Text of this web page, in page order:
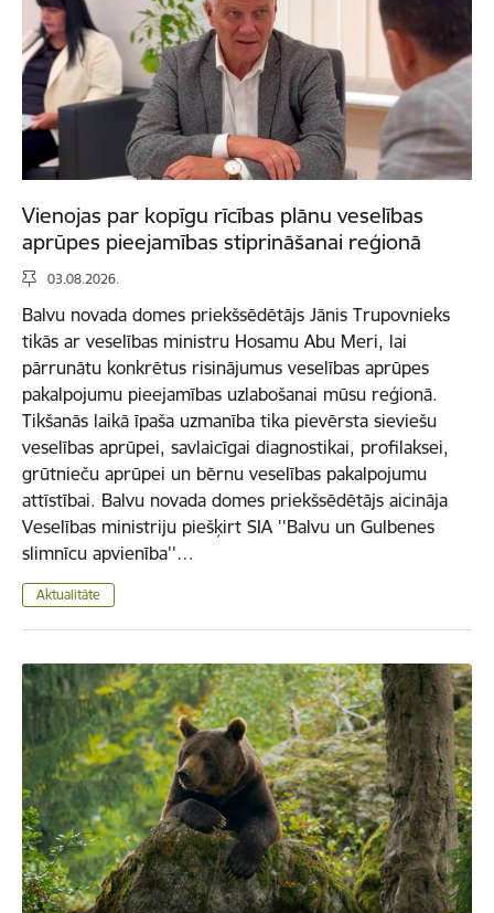
Vienojas par kopīgu rīcības plānu veselības
aprūpes pieejamības stiprināšanai reģionā
03.08.2026.
Balvu novada domes priekšsēdētājs Jānis Trupovnieks
tikās ar veselības ministru Hosamu Abu Meri, lai
pārrunātu konkrētus risinājumus veselības aprūpes
pakalpojumu pieejamības uzlabošanai mūsu reģionā.
Tikšanās laikā īpaša uzmanība tika pievērsta sieviešu
veselības aprūpei, savlaicīgai diagnostikai, profilaksei,
grūtnieču aprūpei un bērnu veselības pakalpojumu
attīstībai. Balvu novada domes priekšsēdētājs aicināja
Veselības ministriju piešķirt SIA ''Balvu un Gulbenes
slimnīcu apvienība''…
Aktualitāte